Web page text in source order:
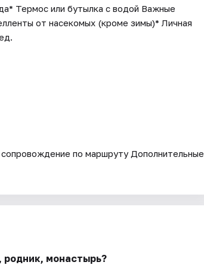
Термос или бутылка с водой Важные
от насекомых (кроме зимы)* Личная
по маршруту Дополнительные
родник, монастырь?